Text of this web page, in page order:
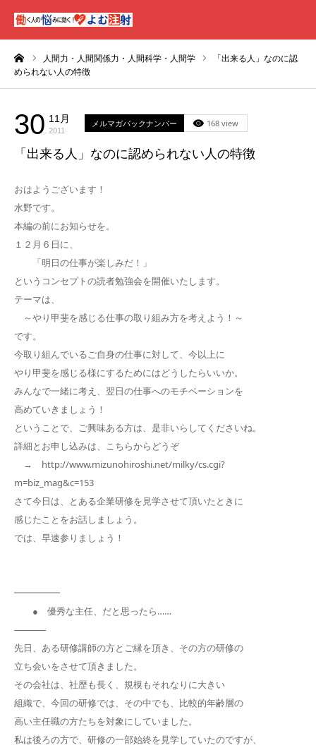
人間力・人間関係力・人間科学・人間学
「出来る人」なのに認
められない人の特徴
30 11月
2011
メルマガバックナンバー 168 view
「出来る人」なのに認められない人の特徴
おはようございます！
水野です。
本編の前にお知らせを。
１２月６日に、
「明日の仕事が楽しみだ！」
というコンセプトの読者勉強会を開催いたします。
テーマは、
～やり甲斐を感じる仕事の取り組み方を考えよう！～
です。
今取り組んでいるご自身の仕事に対して、今以上に
やり甲斐を感じる様にするためにはどうしたらいいか。
みんなで一緒に考え、翌日の仕事へのモチベーションを
高めていきましょう！
ということで、ご興味ある方は、是非いらしてくださいね。
詳細とお申し込みは、こちらからどうぞ
→ http://www.mizunohiroshi.net/milky/cs.cgi?
m=biz_mag&c=153
さて今日は、とある企業研修を見学させて頂いたときに
感じたことをお話しましょう。
では、早速参りましょう！
━━━━━
● 優秀な主任、だと思ったら……
─────
先日、ある研修講師の方とご縁を頂き、その方の研修の
立ち会いをさせて頂きました。
その会社は、社歴も長く、規模もそれなりに大きい
組織で、今回の研修では、その中でも、比較的年齢層の
高い主任職の方たちを対象にしていました。
私は後ろの方で、研修の一部始終を見学していたのですが、